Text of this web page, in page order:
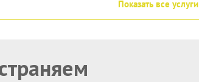
Показать все услуги